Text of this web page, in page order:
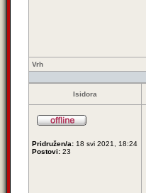
Vrh
Isidora
Pridružen/a: 18 svi 2021, 18:24
Postovi: 23